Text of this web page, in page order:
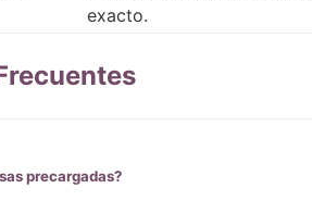
exacto.
precargadas?